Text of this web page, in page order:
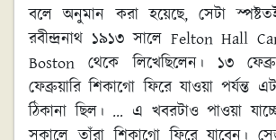
বলে অনুমান করা হয়েছে, সেটা
রবীন্দ্রনাথ ১৯১৩ সালে Felton Hall
Boston থেকে লিখেছিলেন। ১৩
ফেব্রুয়ারি শিকাগো ফিরে যাওয়া পর্যন্ত
ঠিকানা ছিল। … এ খবরটাও পাওয়া